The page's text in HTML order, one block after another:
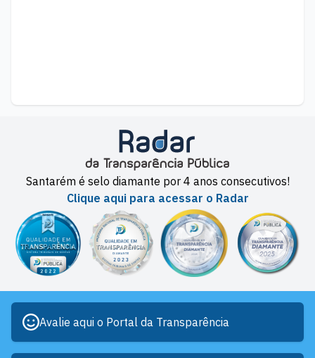
Santarém é selo diamante por 4 anos consecutivos!
Clique aqui para acessar o Radar
Avalie aqui o Portal da Transparência